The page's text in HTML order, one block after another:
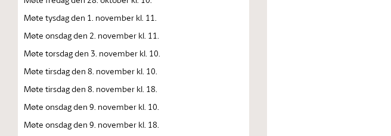
Møte tysdag den 1. november kl. 11.
Møte onsdag den 2. november kl. 11.
Møte torsdag den 3. november kl. 10.
Møte tirsdag den 8. november kl. 10.
Møte tirsdag den 8. november kl. 18.
Møte onsdag den 9. november kl. 10.
Møte onsdag den 9. november kl. 18.